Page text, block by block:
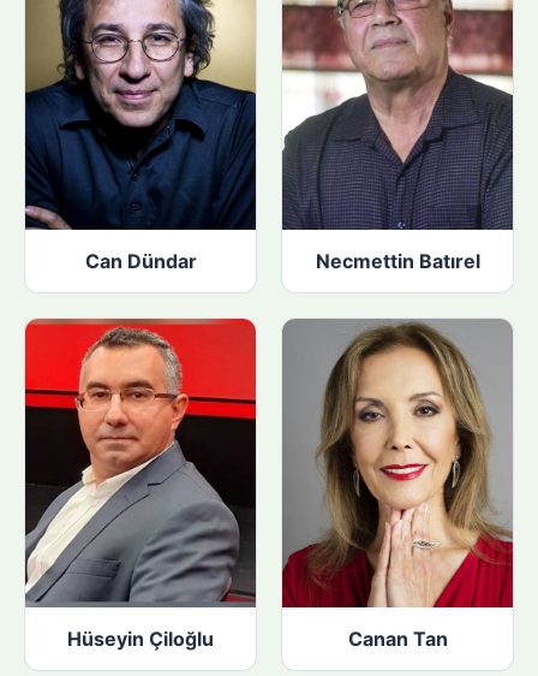
Can Dündar Necmettin Batırel
Hüseyin Çiloğlu Canan Tan